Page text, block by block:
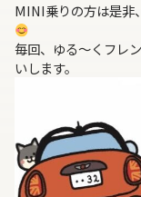
MINI乗りの方は是非
毎回、ゆる～くフレ
いします。